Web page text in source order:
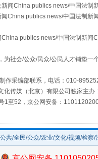
疾人未来5年
闻China publics news/中国法
China publics news/中国法制
publics news/中国法制新闻
社会/公众/民众/公民人才铺垫一
采编部联系，电话：010-
化传媒（北京）有限公司独家主办 :
1至52，京公网安备：
公共/全民/公众/农业/文化/视频/检察/